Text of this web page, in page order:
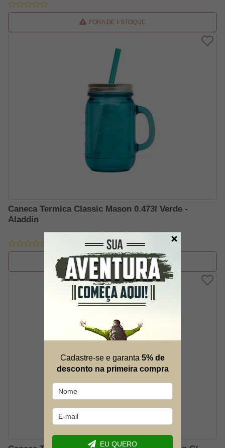
FORA DE ESTOQUE
Caneca Termica Classic Mason 0.473l Verde -
Aladdin
FORA DE ESTOQUE
Cadastre-se e garanta 5% de
desconto na primeira compra
EU QUERO